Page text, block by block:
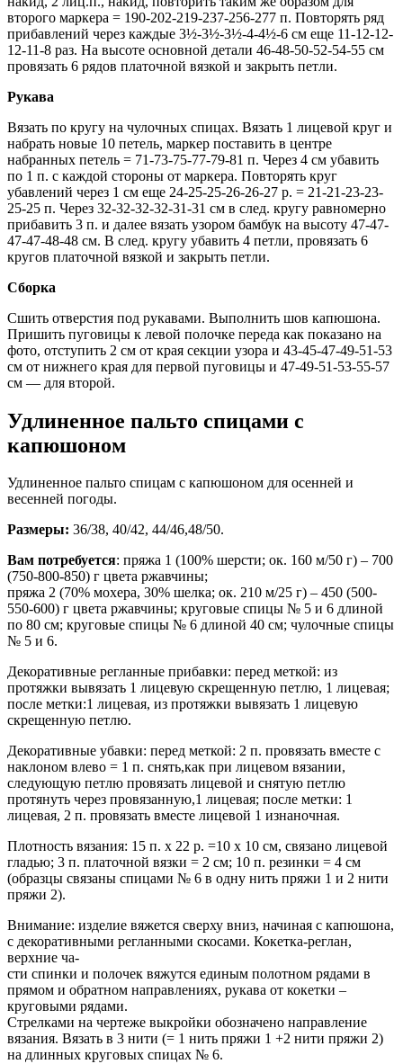
второго маркера = 190-202-219-237-256-277 п. Повторять ряд
прибавлений через каждые 3½-3½-3½-4-4½-6 см еще 11-12-12-
12-11-8 раз. На высоте основной детали 46-48-50-52-54-55 см
провязать 6 рядов платочной вязкой и закрыть петли.
Рукава
Вязать по кругу на чулочных спицах. Вязать 1 лицевой круг и
набрать новые 10 петель, маркер поставить в центре
набранных петель = 71-73-75-77-79-81 п. Через 4 см убавить
по 1 п. с каждой стороны от маркера. Повторять круг
убавлений через 1 см еще 24-25-25-26-26-27 р. = 21-21-23-23-
25-25 п. Через 32-32-32-32-31-31 см в след. кругу равномерно
прибавить 3 п. и далее вязать узором бамбук на высоту 47-47-
47-47-48-48 см. В след. кругу убавить 4 петли, провязать 6
кругов платочной вязкой и закрыть петли.
Сборка
Сшить отверстия под рукавами. Выполнить шов капюшона.
Пришить пуговицы к левой полочке переда как показано на
фото, отступить 2 см от края секции узора и 43-45-47-49-51-53
см от нижнего края для первой пуговицы и 47-49-51-53-55-57
см — для второй.
Удлиненное пальто спицами с
капюшоном
Удлиненное пальто спицам с капюшоном для осенней и
весенней погоды.
Размеры: 36/38, 40/42, 44/46,48/50.
Вам потребуется: пряжа 1 (100% шерсти; ок. 160 м/50 г) – 700
(750-800-850) г цвета ржавчины;
пряжа 2 (70% мохера, 30% шелка; ок. 210 м/25 г) – 450 (500-
550-600) г цвета ржавчины; круговые спицы № 5 и 6 длиной
по 80 cм; круговые спицы № 6 длиной 40 cм; чулочные спицы
№ 5 и 6.
Декоративные регланные прибавки: перед меткой: из
протяжки вывязать 1 лицевую скрещенную петлю, 1 лицевая;
после метки:1 лицевая, из протяжки вывязать 1 лицевую
скрещенную петлю.
Декоративные убавки: перед меткой: 2 п. провязать вместе с
наклоном влево = 1 п. снять,как при лицевом вязании,
следующую петлю провязать лицевой и снятую петлю
протянуть через провязанную,1 лицевая; после метки: 1
лицевая, 2 п. провязать вместе лицевой 1 изнаночная.
Плотность вязания: 15 п. х 22 р. =10 х 10 см, связано лицевой
гладью; 3 п. платочной вязки = 2 см; 10 п. резинки = 4 см
(образцы связаны спицами № 6 в одну нить пряжи 1 и 2 нити
пряжи 2).
Внимание: изделие вяжется сверху вниз, начиная с капюшона,
с декоративными регланными скосами. Кокетка-реглан,
верхние ча-
сти спинки и полочек вяжутся единым полотном рядами в
прямом и обратном направлениях, рукава от кокетки –
круговыми рядами.
Стрелками на чертеже выкройки обозначено направление
вязания. Вязать в 3 нити (= 1 нить пряжи 1 +2 нити пряжи 2)
на длинных круговых спицах № 6.